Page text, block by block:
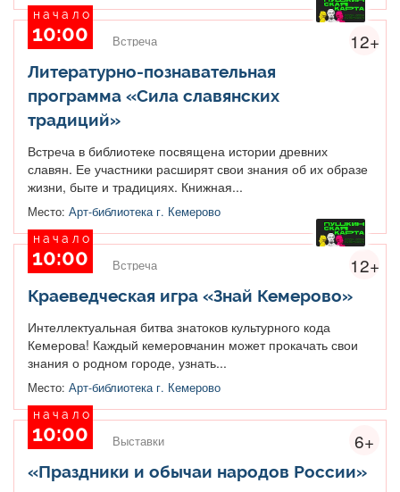
12+
начало
10:00 Встреча
Литературно-познавательная
программа «Сила славянских
традиций»
Встреча в библиотеке посвящена истории древних
славян. Ее участники расширят свои знания об их образе
жизни, быте и традициях. Книжная...
Место: Арт-библиотека г. Кемерово
12+
начало
10:00 Встреча
Краеведческая игра «Знай Кемерово»
Интеллектуальная битва знатоков культурного кода
Кемерова! Каждый кемеровчанин может прокачать свои
знания о родном городе, узнать...
Место: Арт-библиотека г. Кемерово
6+
начало
10:00 Выставки
«Праздники и обычаи народов России»